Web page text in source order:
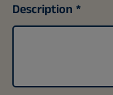
Description